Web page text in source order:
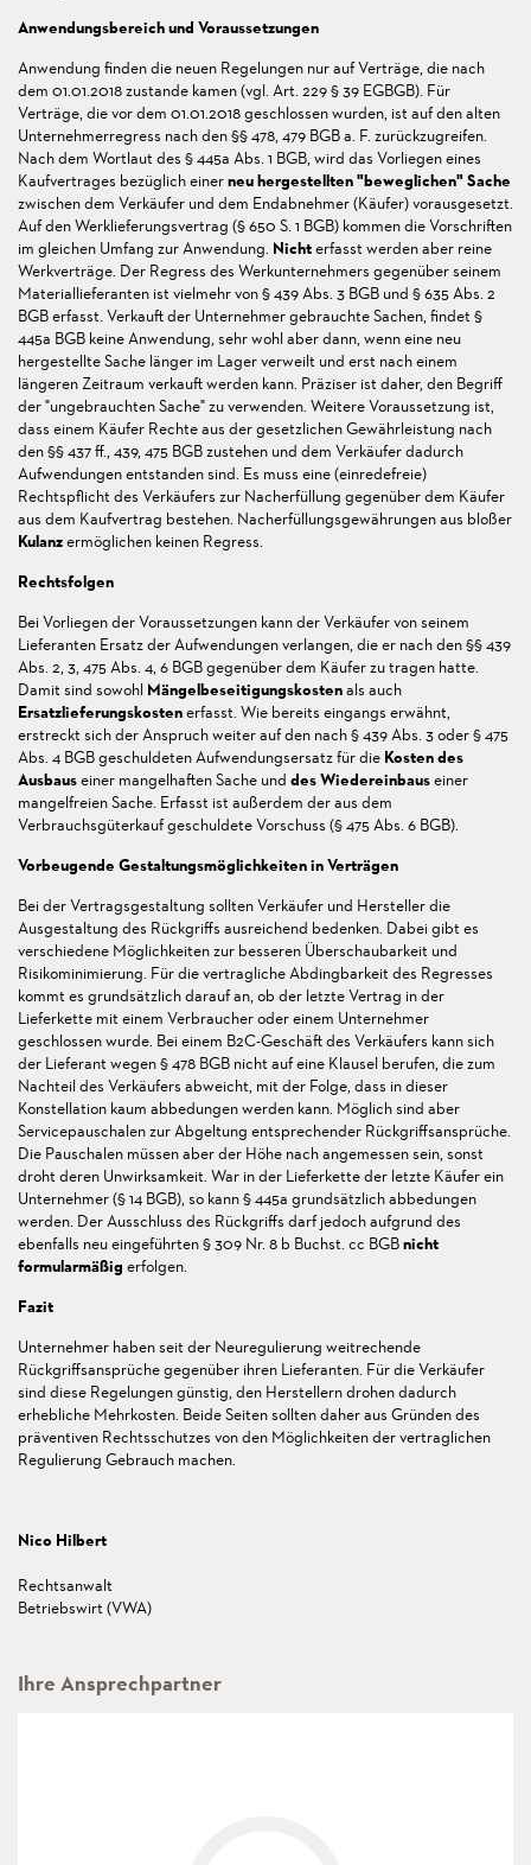
Anwendungsbereich und Voraussetzungen
Anwendung finden die neuen Regelungen nur auf Verträge, die nach
dem 01.01.2018 zustande kamen (vgl. Art. 229 § 39 EGBGB). Für
Verträge, die vor dem 01.01.2018 geschlossen wurden, ist auf den alten
Unternehmerregress nach den §§ 478, 479 BGB a. F. zurückzugreifen.
Nach dem Wortlaut des § 445a Abs. 1 BGB, wird das Vorliegen eines
Kaufvertrages bezüglich einerneu hergestellten "beweglichen" Sache
zwischen dem Verkäufer und dem Endabnehmer (Käufer) vorausgesetzt.
Auf den Werklieferungsvertrag (§ 650 S. 1 BGB) kommen die Vorschriften
im gleichen Umfang zur Anwendung. Nichterfasst werden aber reine
Werkverträge. Der Regress des Werkunternehmers gegenüber seinem
Materiallieferanten ist vielmehr von § 439 Abs. 3 BGB und § 635 Abs. 2
BGB erfasst. Verkauft der Unternehmer gebrauchte Sachen, findet §
445a BGB keine Anwendung, sehr wohl aber dann, wenn eine neu
hergestellte Sache länger im Lager verweilt und erst nach einem
längeren Zeitraum verkauft werden kann. Präziser ist daher, den Begriff
der "ungebrauchten Sache" zu verwenden. Weitere Voraussetzung ist,
dass einem Käufer Rechte aus der gesetzlichen Gewährleistung nach
den §§ 437 ff., 439, 475 BGB zustehen und dem Verkäufer dadurch
Aufwendungen entstanden sind. Es muss eine (einredefreie)
Rechtspflicht des Verkäufers zur Nacherfüllung gegenüber dem Käufer
aus dem Kaufvertrag bestehen. Nacherfüllungsgewährungen aus bloßer
Kulanzermöglichen keinen Regress.
Rechtsfolgen
Bei Vorliegen der Voraussetzungen kann der Verkäufer von seinem
Lieferanten Ersatz der Aufwendungen verlangen, die er nach den §§ 439
Abs. 2, 3, 475 Abs. 4, 6 BGB gegenüber dem Käufer zu tragen hatte.
Damit sind sowohl Mängelbeseitigungskostenals auch
Ersatzlieferungskostenerfasst. Wie bereits eingangs erwähnt,
erstreckt sich der Anspruch weiter auf den nach § 439 Abs. 3 oder § 475
Abs. 4 BGB geschuldeten Aufwendungsersatz für die Kosten des
Ausbauseiner mangelhaften Sache und des Wiedereinbauseiner
mangelfreien Sache. Erfasst ist außerdem der aus dem
Verbrauchsgüterkauf geschuldete Vorschuss (§ 475 Abs. 6 BGB).
Vorbeugende Gestaltungsmöglichkeiten in Verträgen
Bei der Vertragsgestaltung sollten Verkäufer und Hersteller die
Ausgestaltung des Rückgriffs ausreichend bedenken. Dabei gibt es
verschiedene Möglichkeiten zur besseren Überschaubarkeit und
Risikominimierung. Für die vertragliche Abdingbarkeit des Regresses
kommt es grundsätzlich darauf an, ob der letzte Vertrag in der
Lieferkette mit einem Verbraucher oder einem Unternehmer
geschlossen wurde. Bei einem B2C-Geschäft des Verkäufers kann sich
der Lieferant wegen § 478 BGB nicht auf eine Klausel berufen, die zum
Nachteil des Verkäufers abweicht, mit der Folge, dass in dieser
Konstellation kaum abbedungen werden kann. Möglich sind aber
Servicepauschalen zur Abgeltung entsprechender Rückgriffsansprüche.
Die Pauschalen müssen aber der Höhe nach angemessen sein, sonst
droht deren Unwirksamkeit. War in der Lieferkette der letzte Käufer ein
Unternehmer (§ 14 BGB), so kann § 445a grundsätzlich abbedungen
werden. Der Ausschluss des Rückgriffs darf jedoch aufgrund des
ebenfalls neu eingeführten § 309 Nr. 8 b Buchst. cc BGBnicht
formularmäßig erfolgen.
Fazit
Unternehmer haben seit der Neuregulierung weitrechende
Rückgriffsansprüche gegenüber ihren Lieferanten. Für die Verkäufer
sind diese Regelungen günstig, den Herstellern drohen dadurch
erhebliche Mehrkosten. Beide Seiten sollten daher aus Gründen des
präventiven Rechtsschutzes von den Möglichkeiten der vertraglichen
Regulierung Gebrauch machen.
Nico Hilbert
Rechtsanwalt
Betriebswirt (VWA)
Ihre Ansprechpartner